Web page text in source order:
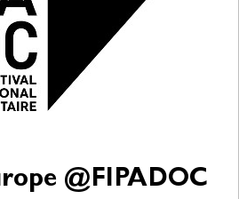
@FIPADOC